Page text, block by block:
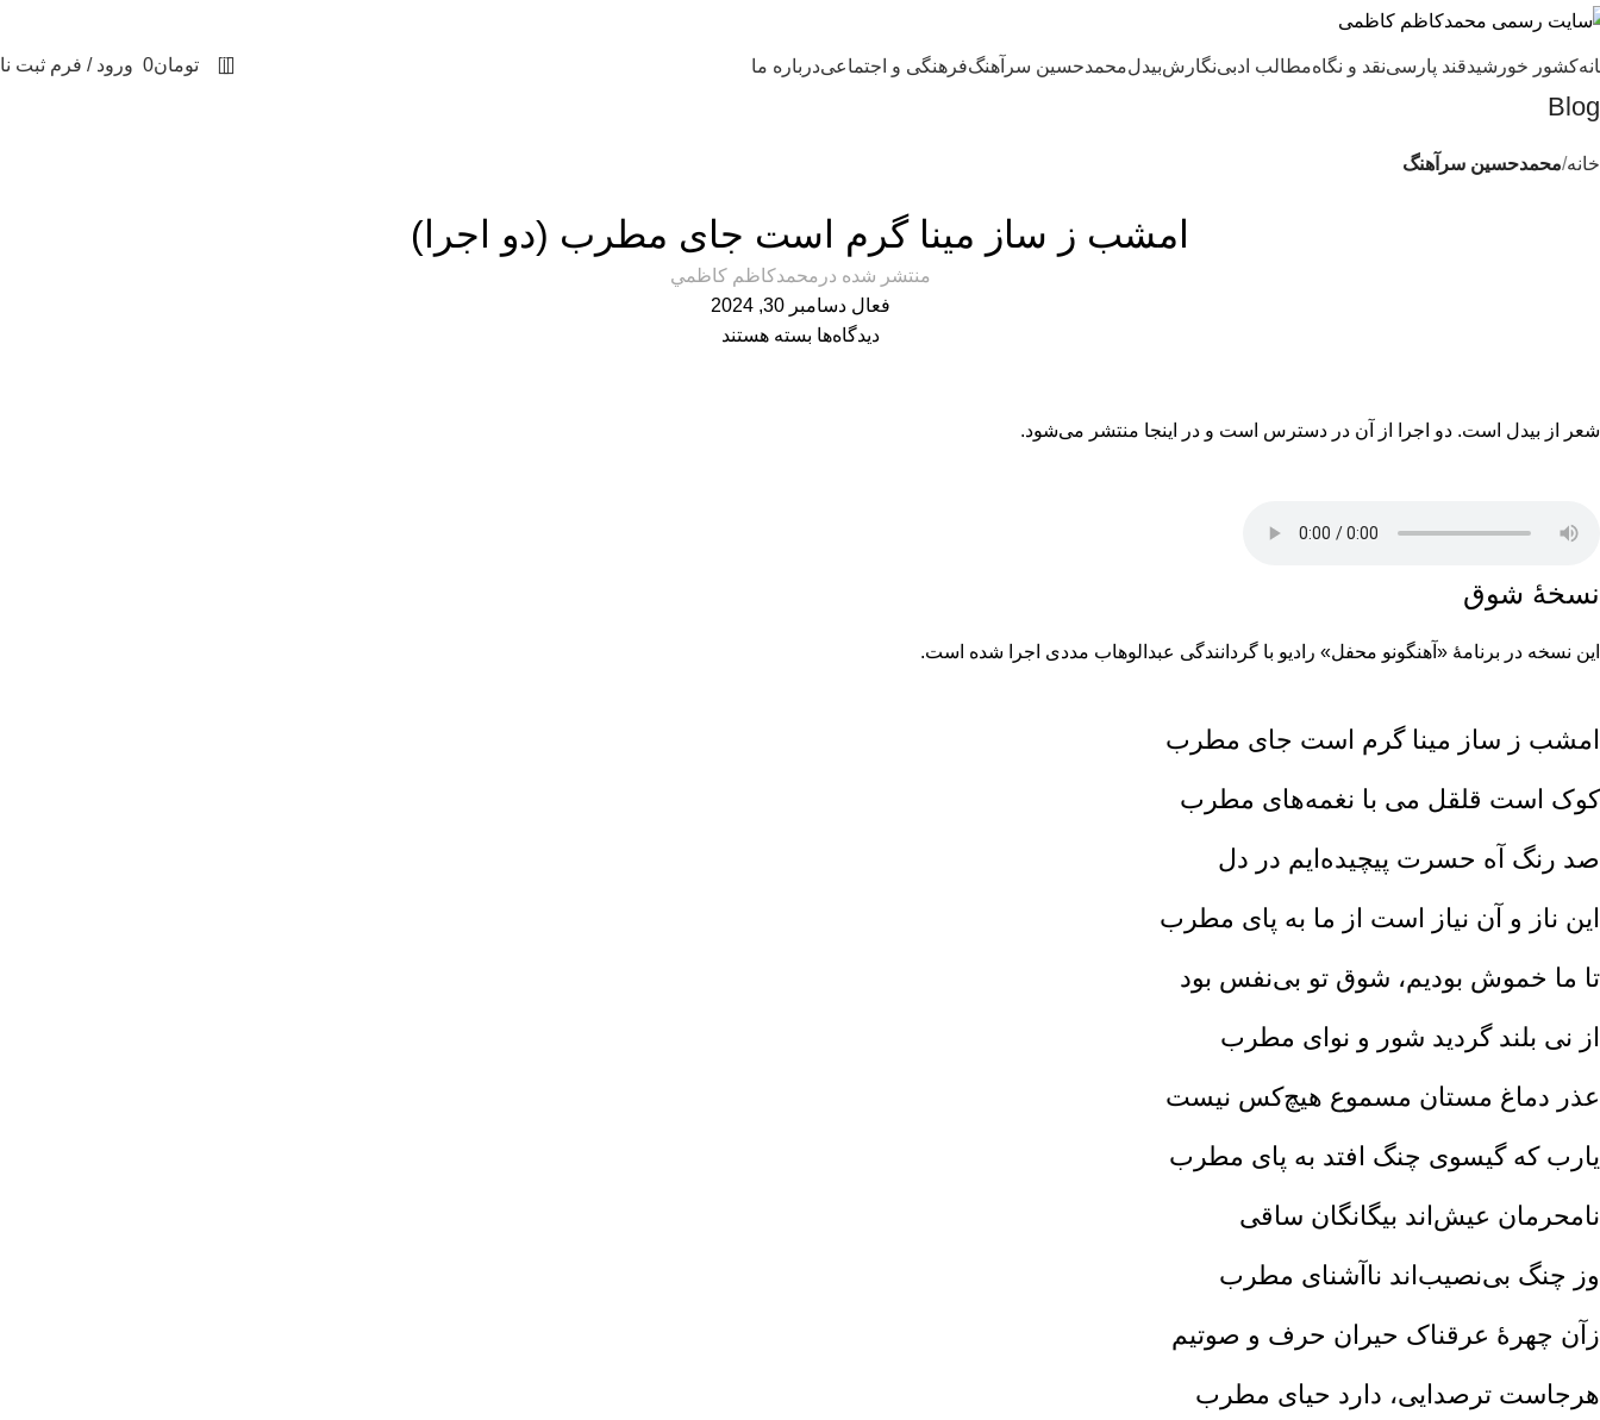
کشور خورشیدقند پارسینقد و نگاهمطالب ادبینگارشبیدلمحمدحسین سرآهنگفرهنگی و اجتماعیدرباره ما 0 تومان0 ورود / فرم ثبت
Blog
خانه محمدحسین سرآهنگ
امشب ز ساز مینا گرم است جای مطرب (دو اجرا)
منتشر شده در محمدكاظم كاظمي
فعال دسامبر 30, 2024
دیدگاه‌ها بسته هستند
شعر از بیدل است. دو اجرا از آن در دسترس است و در اینجا منتشر می‌شود.
نسخهٔ شوق
این نسخه در برنامهٔ «آهنگونو محفل» رادیو با گردانندگی عبدالوهاب مددی اجرا شده است.
امشب ز ساز مینا گرم است جای مطرب‌
کوک است قلقل می با نغمه‌های مطرب‌
صد رنگ آه حسرت پیچیده‌ایم در دل‌
این ناز و آن نیاز است از ما به پای مطرب‌
تا ما خموش بودیم‌، شوق تو بی‌نفس بود
از نی بلند گردید شور و نوای مطرب‌
عذر دماغ مستان مسموع هیچ‌کس نیست‌
یارب که گیسوی چنگ افتد به پای مطرب‌
نامحرمان عیش‌اند بیگانگان ساقی‌
وز چنگ بی‌نصیب‌اند ناآشنای مطرب‌
زآن چهرهٔ عرقناک حیران حرف و صوتیم‌
هرجاست ترصدایی‌، دارد حیای مطرب‌